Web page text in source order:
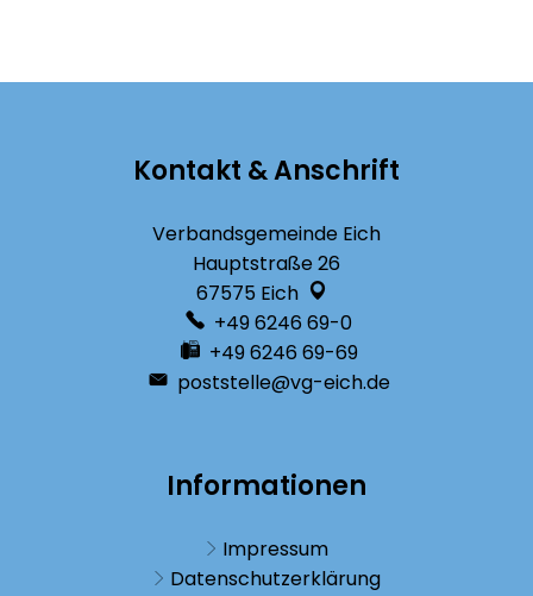
Kontakt & Anschrift
Verbandsgemeinde Eich
Hauptstraße 26
67575 Eich
+49 6246 69-0
+49 6246 69-69
poststelle@vg-eich.de
Informationen
Impressum
Datenschutzerklärung